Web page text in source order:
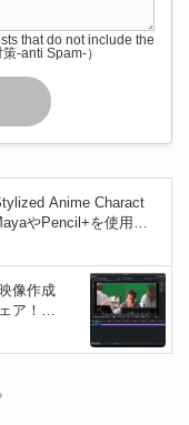
that do not include the
-anti Spam-）
Anime Charact
やPencil+を使用し
ートリアル！「WI
像作成
ア！20